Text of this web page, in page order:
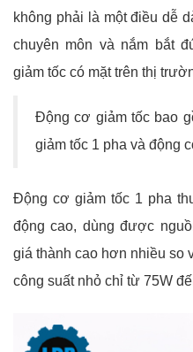
không phải là một điều dễ
chuyên môn và nắm bắt
giảm tốc có mặt trên thị
Động cơ giảm tốc bao
giảm tốc 1 pha và động
Động cơ giảm tốc 1 pha
động cao, dùng được
giá thành cao hơn nhiều so
công suất nhỏ chỉ từ 75W